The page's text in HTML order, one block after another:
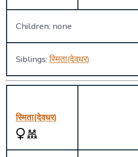
Children: none
Siblings:स्मिता(देवधर)
स्मिता(देवधर)